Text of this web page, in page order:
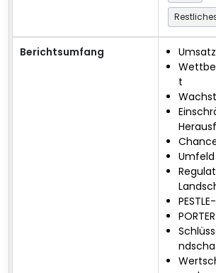
Berichtsumfang
t
Umfeld